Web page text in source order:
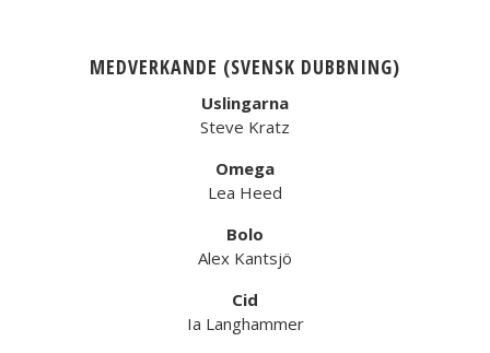
MEDVERKANDE (SVENSK DUBBNING)
Uslingarna
Steve Kratz
Omega
Lea Heed
Bolo
Alex Kantsjö
Cid
Ia Langhammer